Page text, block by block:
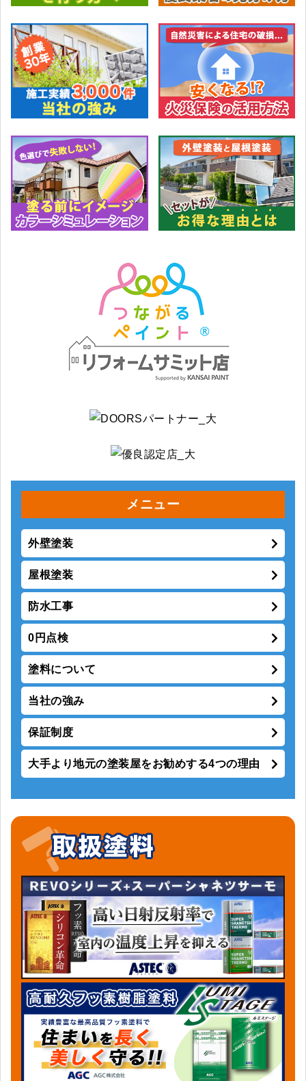
メニュー
外壁塗装
屋根塗装
防水工事
0円点検
塗料について
当社の強み
保証制度
大手より地元の塗装屋をお勧めする4つの理由